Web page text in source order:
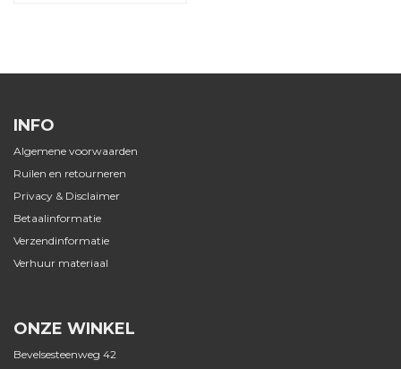
INFO
Algemene voorwaarden
Ruilen en retourneren
Privacy & Disclaimer
Betaalinformatie
Verzendinformatie
Verhuur materiaal
ONZE WINKEL
Bevelsesteenweg 42